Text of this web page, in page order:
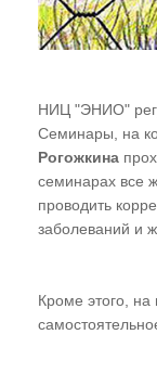
НИЦ "ЭНИО"
Семинары, на
Рогожкина
семинарах все
проводить
заболеваний и
Кроме этого,